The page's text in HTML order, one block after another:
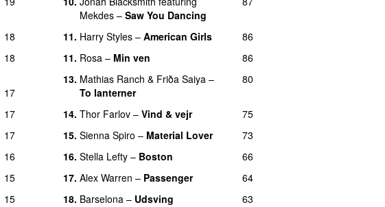
18
18
17
17
17
16
15
15
Mekdes –Saw You Dancing
11. Harry Styles –American Girls
86
11. Rosa – Min ven
86
13. Mathias Ranch & Friða Saiya –
To lanterner
80
14. Thor Farlov –Vind & vejr
75
15. Sienna Spiro – Material Lover
73
16. Stella Lefty – Boston
66
17. Alex Warren – Passenger
64
18. Barselona – Udsving
63